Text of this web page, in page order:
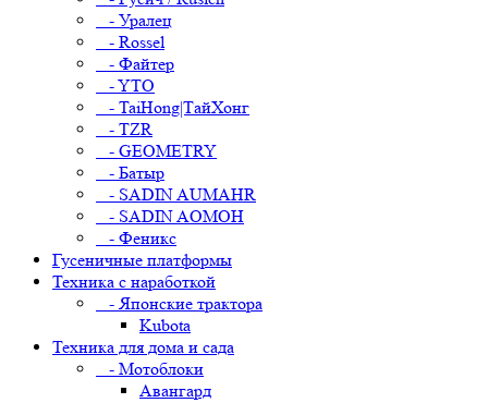
- Уралец
- Rossel
- Файтер
- YTO
- TaiHong|ТайХонг
- TZR
- GEOMETRY
- Батыр
- SADIN AUMAHR
- SADIN AOMOH
- Феникс
Гусеничные платформы
Техника с наработкой
- Японские трактора
Kubota
Техника для дома и сада
- Мотоблоки
Авангард